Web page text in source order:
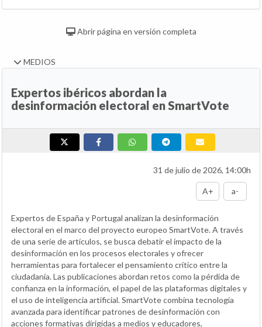
Abrir página en versión completa
MEDIOS
Expertos ibéricos abordan la
desinformación electoral en SmartVote
31 de julio de 2026, 14:00h
A+ a-
Expertos de España y Portugal analizan la desinformación
electoral en el marco del proyecto europeo SmartVote. A través
de una serie de artículos, se busca debatir el impacto de la
desinformación en los procesos electorales y ofrecer
herramientas para fortalecer el pensamiento crítico entre la
ciudadanía. Las publicaciones abordan retos como la pérdida de
confianza en la información, el papel de las plataformas digitales y
el uso de inteligencia artificial. SmartVote combina tecnología
avanzada para identificar patrones de desinformación con
acciones formativas dirigidas a medios y educadores,